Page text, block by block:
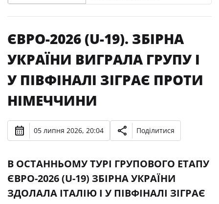
ЄВРО-2026 (U-19). ЗБІРНА
УКРАЇНИ ВИГРАЛА ГРУПУ І
У ПІВФІНАЛІ ЗІГРАЄ ПРОТИ
НІМЕЧЧИНИ
05 липня 2026, 20:04 Поділитися
В ОСТАННЬОМУ ТУРІ ГРУПОВОГО ЕТАПУ
ЄВРО-2026 (U-19) ЗБІРНА УКРАЇНИ
ЗДОЛАЛА ІТАЛІЮ І У ПІВФІНАЛІ ЗІГРАЄ